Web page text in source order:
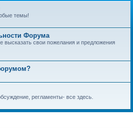
темы!
Форума
высказать свои пожелания и предложения
регламенты- все здесь.